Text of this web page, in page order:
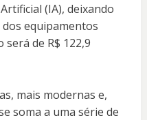
(IA), deixando
equipamentos
de R$ 122,9
mais modernas e,
soma a uma série de